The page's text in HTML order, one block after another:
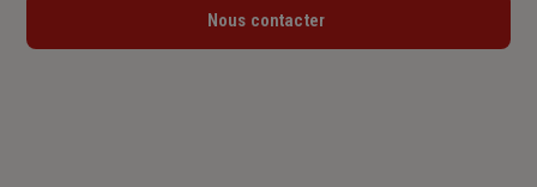
Lundi : FerméNous contacter